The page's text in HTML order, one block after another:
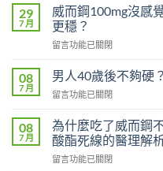
利
勁
對
早
有
嗎？
了
沒
效
29
7 月
威而鋼100mg沒感
更穩？
在
而
鋼
100mg
感
覺，
什
留言功能已關閉
08
7 月
男人40歲後不夠硬
在
人
40
歲
後
留言功能已關閉
08
7 月
為什麼吃了威而鋼
酸酯死線的醫理解
在
留言功能已關閉